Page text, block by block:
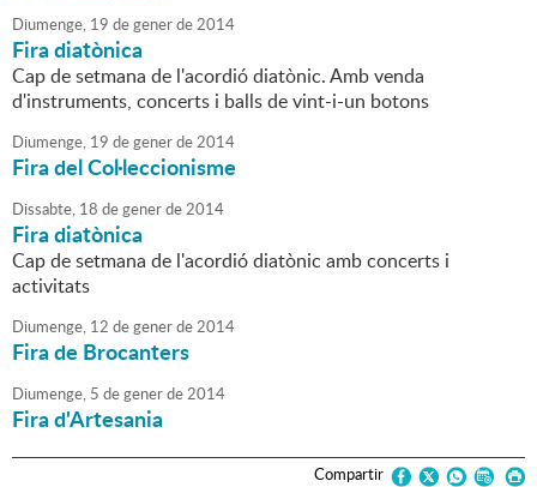
Diumenge, 19 degenerde2014
Fira diatònica
Cap de setmana de l'acordió diatònic. Amb venda
d'instruments, concerts i balls de vint-i-un botons
Diumenge, 19 degenerde2014
Fira del Col·leccionisme
Dissabte, 18 degenerde2014
Fira diatònica
Cap de setmana de l'acordió diatònic amb concerts i
activitats
Diumenge, 12 degenerde2014
Fira de Brocanters
Diumenge, 5 degenerde2014
Fira d'Artesania
Compartir